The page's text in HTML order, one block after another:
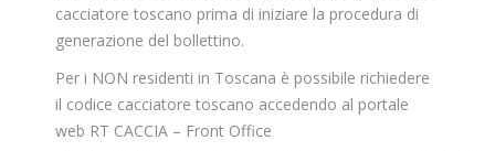
cacciatore toscano prima di iniziare la procedura di
generazione del bollettino.
Per i NON residenti in Toscana è possibile richiedere
il codice cacciatore toscano accedendo al portale
web RT CACCIA – Front Office